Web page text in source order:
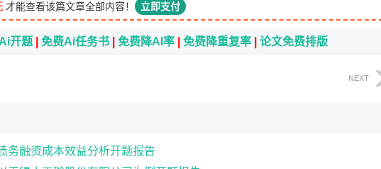
才能查看该篇文章全部内容！ 立即支付
开题 免费Ai任务书 免费降AI率 免费降重复率 论文免费排版
NEXT
务融资成本效益分析开题报告